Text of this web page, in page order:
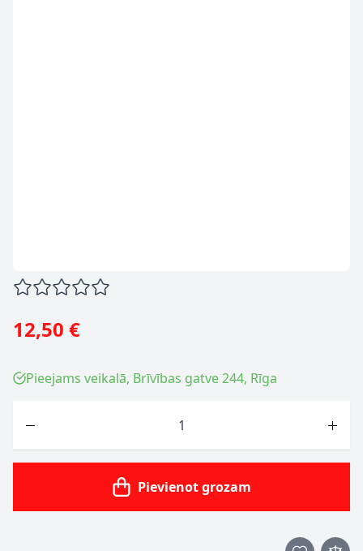
12,50 €
Pieejams veikalā, Brīvības gatve 244, Rīga
Pievienot grozam